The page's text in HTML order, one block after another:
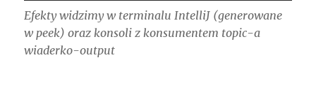
Efekty widzimy w terminalu IntelliJ (generowane
w peek) oraz konsoli z konsumentem topic-a
wiaderko-output